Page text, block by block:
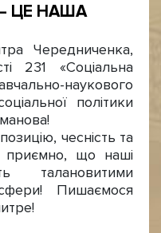
ЦЕ НАША
Чередниченка,
231 «Соціальна
наукового
політики
чесність та
приємно, що наші
талановитими
Пишаємося